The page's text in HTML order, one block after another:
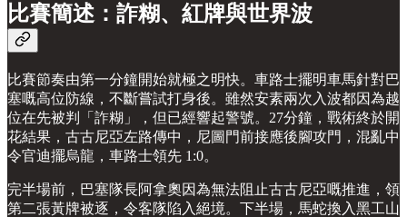
比賽簡述：詐糊、紅牌與世界波
比賽節奏由第一分鐘開始就極之明快。車路士擺明車馬針對巴
塞嘅高位防線，不斷嘗試打身後。雖然安素兩次入波都因為越
位在先被判「詐糊」，但已經響起警號。27分鐘，戰術終於開
花結果，古古尼亞左路傳中，尼圖門前接應後腳攻門，混亂中
令官迪擺烏龍，車路士領先 1:0。
完半場前，巴塞隊長阿拿奧因為無法阻止古古尼亞嘅推進，領
第二張黃牌被逐，令客隊陷入絕境。下半場，馬蛇換入黑工山